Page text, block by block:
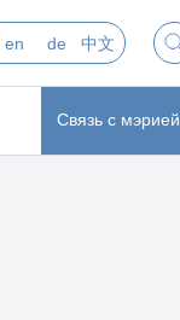
en de 中文
Связь с мэрией